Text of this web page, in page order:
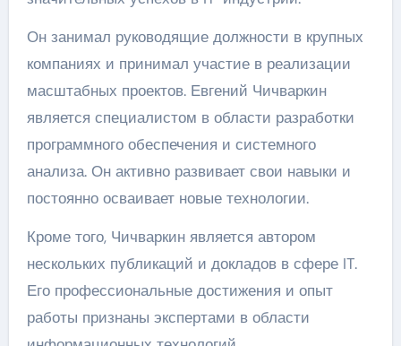
Он занимал руководящие должности в крупных
компаниях и принимал участие в реализации
масштабных проектов. Евгений Чичваркин
является специалистом в области разработки
программного обеспечения и системного
анализа. Он активно развивает свои навыки и
постоянно осваивает новые технологии.
Кроме того, Чичваркин является автором
нескольких публикаций и докладов в сфере IT.
Его профессиональные достижения и опыт
работы признаны экспертами в области